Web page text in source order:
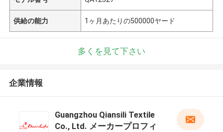
供給の能力 1ヶ月あたりの500000ヤード
多くを見て下さい
企業情報
Guangzhou Qiansili Textile
Co., Ltd. メーカープロフィ